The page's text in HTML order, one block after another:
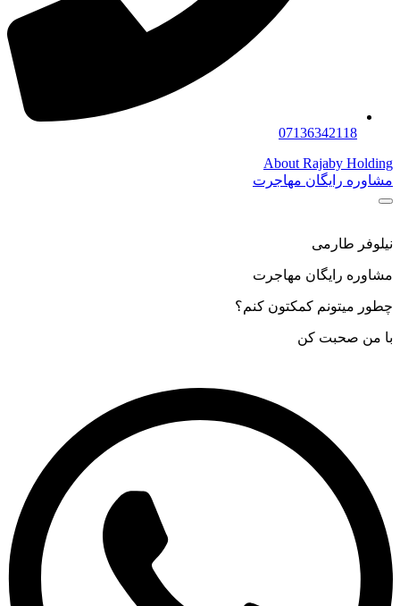
07136342118
About Rajaby Holding
مشاوره رایگان مهاجرت
نیلوفر طارمی
مشاوره رایگان مهاجرت
چطور میتونم کمکتون کنم؟
با من صحبت کن